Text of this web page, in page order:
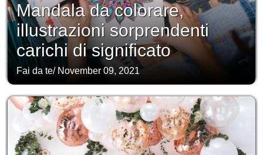
Mandala da colorare,
illustrazioni sorprendenti
carichi di significato
Fai da te/ November 09, 2021